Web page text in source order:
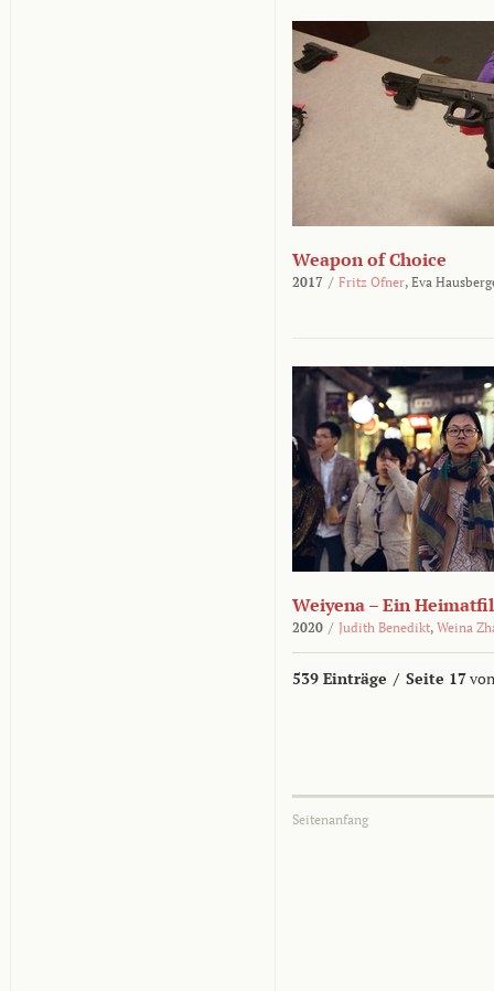
Weapon of Choice
2017 / Fritz Ofner, Eva
Weiyena – Ein
2020 / Judith Benedikt, Weina
539 Einträge / Seite 17
Seitenanfang